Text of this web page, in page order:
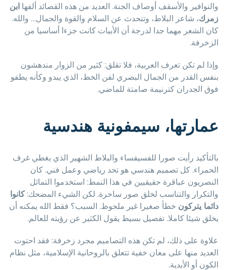
والنوافير والأسقف أوصاف الجنة. العديد من هذه القصائد ألفها ابن
زمرك، شاعر البلاط، وتتحدث عن السلام والقوة والجمال… والله.
كان الشعر مهما جدا لدرجة أن الأبيات كانت جزءا أساسيا من
الزخرفة.
وإذا لم تكن تعرف العربية، فلا تقلق: كثير من الزوار مندهشون
بنفس القدر من الجمال البصري لفن الخط، الذي يبدو وكأنه يطفو
فوق الجدران كترنيمة صامتة للماضي.
عمارتها، سيمفونية هندسية
بالتأكيد رأيت صورا للفسيفساء والبلاط الشهير الذي يغطي غرف
الحمراء. كل تصميم هندسي هو تحد رياضي وعمل فني. كان
النصريون عباقرة حقيقيين في هذا النمط: استخدموا التماثل
والتكرار والتناسب لخلق صور ساحرة. لكن الشيء المضحك: كانوا
دائما يتركونخطأ صغيرا غير ملحوظ. السبب؟ فقط الله يمكنه أن
يخلق شيئا كاملا. تفصيل بسيط يقول الكثير عن رؤيته للعالم.
علاوة على ذلك، لم تكن هذه التصاميم مجرد زخرفة: فقد احتوت
العديد منها على معان خفية تتعلق بالروحانية الإسلامية، مثل نظام
الكون أو الأبدية.